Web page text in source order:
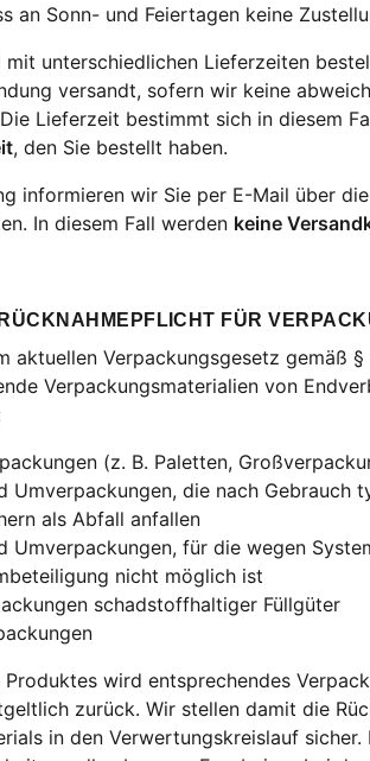
an Sonn- und Feiertagen keine
mit unterschiedlichen Lieferzeiten
versandt, sofern wir keine
Lieferzeit bestimmt sich in diesem
, den Sie bestellt haben.
informieren wir Sie per E-Mail über
In diesem Fall werden keine
FÜR
aktuellen Verpackungsgesetz gemäß §
Verpackungsmaterialien von
(z. B. Paletten,
Umverpackungen, die nach Gebrauch
als Abfall anfallen
Umverpackungen, für die wegen
nicht möglich ist
schadstoffhaltiger Füllgüter
Produktes wird entsprechendes
zurück. Wir stellen damit die
in den Verwertungskreislauf